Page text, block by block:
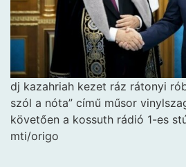
dj kazahriah kezet ráz rátonyi
szól a nóta” című műsor
követően a kossuth rádió 1-es
mti/origo